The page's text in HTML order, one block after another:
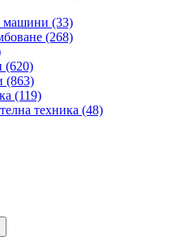
машини (33)
(268)
(620)
(863)
(119)
техника (48)